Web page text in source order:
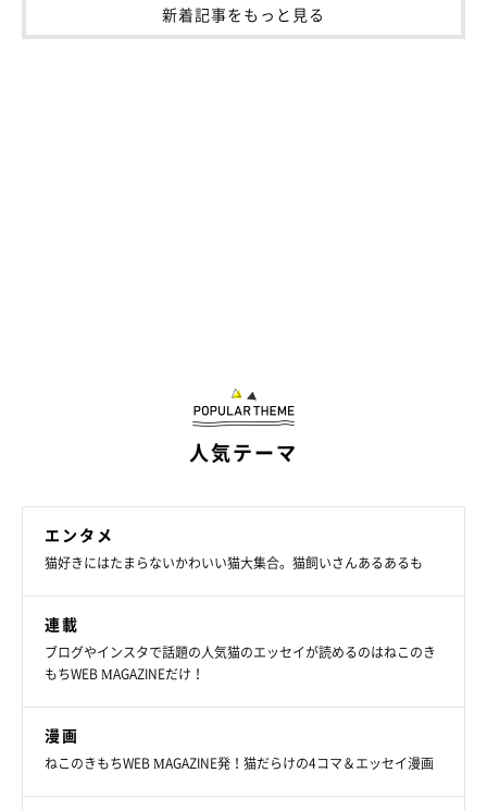
新着記事をもっと見る
人気テーマ
エンタメ
猫好きにはたまらないかわいい猫大集合。猫飼いさんあるあるも
連載
ブログやインスタで話題の人気猫のエッセイが読めるのはねこのき
もちWEB MAGAZINEだけ！
漫画
ねこのきもちWEB MAGAZINE発！猫だらけの4コマ＆エッセイ漫画